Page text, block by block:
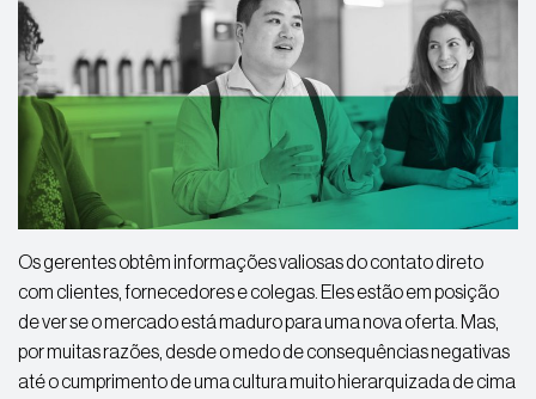
Os gerentes obtêm informações valiosas do contato direto
com clientes, fornecedores e colegas. Eles estão em posição
de ver se o mercado está maduro para uma nova oferta. Mas,
por muitas razões, desde o medo de consequências negativas
até o cumprimento de uma cultura muito hierarquizada de cima